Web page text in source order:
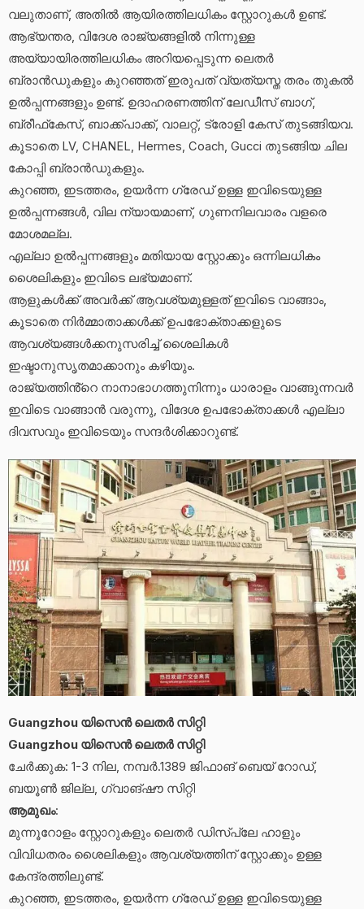
വലുതാണ്, അതിൽ ആയിരത്തിലധികം സ്റ്റോറുകൾ ഉണ്ട്.
ആഭ്യന്തര, വിദേശ രാജ്യങ്ങളിൽ നിന്നുള്ള
അയ്യായിരത്തിലധികം അറിയപ്പെടുന്ന ലെതർ
ബ്രാൻഡുകളും കുറഞ്ഞത് ഇരുപത് വ്യത്യസ്ത തരം തുകൽ
ഉൽപ്പന്നങ്ങളും ഉണ്ട്. ഉദാഹരണത്തിന് ലേഡീസ് ബാഗ്,
ബ്രീഫ്‌കേസ്, ബാക്ക്‌പാക്ക്, വാലറ്റ്, ട്രോളി കേസ് തുടങ്ങിയവ.
കൂടാതെ LV, CHANEL, Hermes, Coach, Gucci തുടങ്ങിയ ചില
കോപ്പി ബ്രാൻഡുകളും.
കുറഞ്ഞ, ഇടത്തരം, ഉയർന്ന ഗ്രേഡ് ഉള്ള ഇവിടെയുള്ള
ഉൽപ്പന്നങ്ങൾ, വില ന്യായമാണ്, ഗുണനിലവാരം വളരെ
മോശമല്ല.
എല്ലാ ഉൽപ്പന്നങ്ങളും മതിയായ സ്റ്റോക്കും ഒന്നിലധികം
ശൈലികളും ഇവിടെ ലഭ്യമാണ്.
ആളുകൾക്ക് അവർക്ക് ആവശ്യമുള്ളത് ഇവിടെ വാങ്ങാം,
കൂടാതെ നിർമ്മാതാക്കൾക്ക് ഉപഭോക്താക്കളുടെ
ആവശ്യങ്ങൾക്കനുസരിച്ച് ശൈലികൾ
ഇഷ്ടാനുസൃതമാക്കാനും കഴിയും.
രാജ്യത്തിൻ്റെ നാനാഭാഗത്തുനിന്നും ധാരാളം വാങ്ങുന്നവർ
ഇവിടെ വാങ്ങാൻ വരുന്നു, വിദേശ ഉപഭോക്താക്കൾ എല്ലാ
ദിവസവും ഇവിടെയും സന്ദർശിക്കാറുണ്ട്.
Guangzhou യിസെൻ ലെതർ സിറ്റി
Guangzhou യിസെൻ ലെതർ സിറ്റി
ചേർക്കുക: 1-3 നില, നമ്പർ.1389 ജിഫാങ് ബെയ് റോഡ്,
ബയൂൺ ജില്ല, ഗ്വാങ്‌ഷൗ സിറ്റി
ആമുഖം:
മുന്നൂറോളം സ്റ്റോറുകളും ലെതർ ഡിസ്പ്ലേ ഹാളും
വിവിധതരം ശൈലികളും ആവശ്യത്തിന് സ്റ്റോക്കും ഉള്ള
കേന്ദ്രത്തിലുണ്ട്.
കുറഞ്ഞ, ഇടത്തരം, ഉയർന്ന ഗ്രേഡ് ഉള്ള ഇവിടെയുള്ള